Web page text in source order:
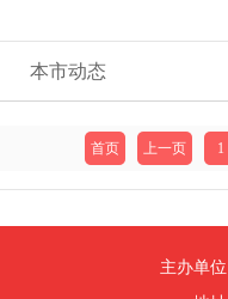
本市动态
首页 上一页 1
主办单